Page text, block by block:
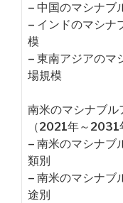
– 中国のマシナブ
– インドのマシナ
模
– 東南アジアのマ
場規模
南米のマシナブル
（2021年～2031
– 南米のマシナブ
類別
– 南米のマシナブ
途別